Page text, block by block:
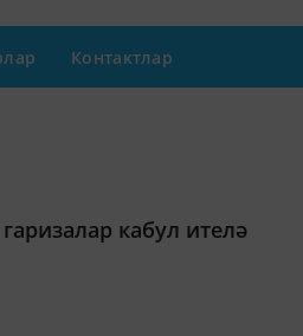
Контактлар
кабул ителә